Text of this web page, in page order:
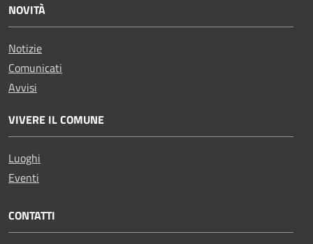
NOVITÀ
Notizie
Comunicati
Avvisi
VIVERE IL COMUNE
Luoghi
Eventi
CONTATTI